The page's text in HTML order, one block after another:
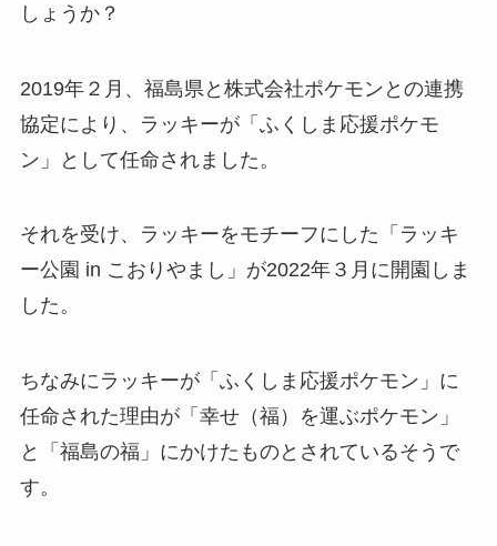
しょうか？
2019年２月、福島県と株式会社ポケモンとの連携
協定により、ラッキーが「ふくしま応援ポケモ
ン」として任命されました。
それを受け、ラッキーをモチーフにした「ラッキ
ー公園 in こおりやまし」が2022年３月に開園しま
した。
ちなみにラッキーが「ふくしま応援ポケモン」に
任命された理由が「幸せ（福）を運ぶポケモン」
と「福島の福」にかけたものとされているそうで
す。